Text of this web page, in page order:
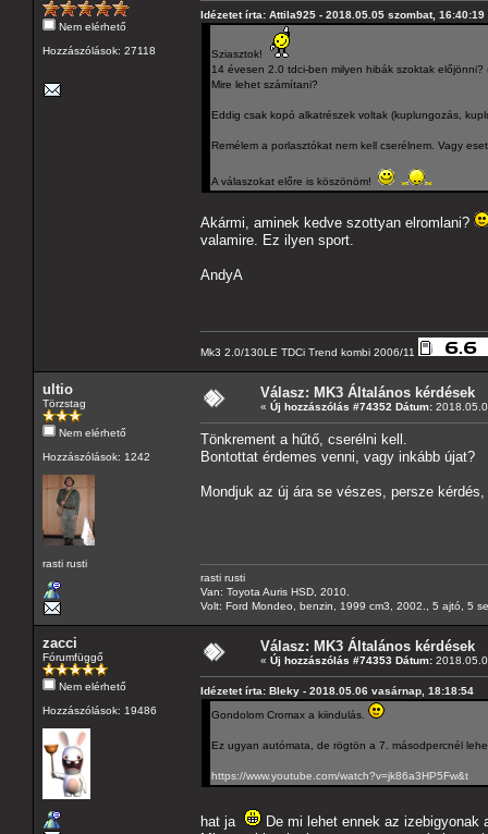
Nem elérhető
Hozzászólások: 27118
Idézetet írta: Attila925 - 2018.05.05 szombat, 16:40:19
Sziasztok!
14 évesen 2.0 tdci-ben milyen hibák szoktak
Mire lehet számítani?
Eddig csak kopó alkatrészek voltak (kuplungozás,
Remélem a porlasztókat nem kell cserélnem. Vagy
A válaszokat előre is köszönöm!
Akármi, aminek kedve szottyan elromlani?
valamire. Ez ilyen sport.
AndyA
Mk3 2.0/130LE TDCi Trend kombi 2006/11
ultio
Törzstag
Nem elérhető
Hozzászólások: 1242
rasti rusti
Válasz: MK3 Általános kérdések
« Új hozzászólás #74352 Dátum:
Tönkrement a hűtő, cserélni kell.
Bontottat érdemes venni, vagy inkább újat?
Mondjuk az új ára se vészes, persze
rasti rusti
Van: Toyota Auris HSD, 2010.
Volt: Ford Mondeo, benzin, 1999 cm3, 2002., 5 ajtó, 5
zacci
Fórumfüggő
Nem elérhető
Hozzászólások: 19486
Válasz: MK3 Általános kérdések
« Új hozzászólás #74353 Dátum:
Idézetet írta: Bleky - 2018.05.06 vasárnap, 18:18:54
Gondolom Cromax a kiindulás.
Ez ugyan autómata, de rögtön a 7. másodpercnél
https://www.youtube.com/watch?v=jk86a3HP5Fw&t
hat ja
De mi lehet ennek az